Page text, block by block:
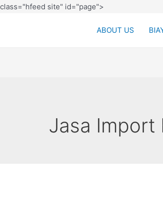
class="hfeed site" id="page">
ABOUT US
Jasa Import